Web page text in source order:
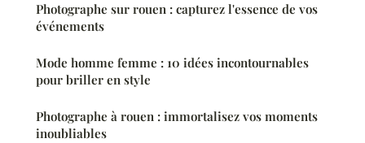
Photographe sur rouen : capturez l'essence de vos
événements
Mode homme femme : 10 idées incontournables
pour briller en style
Photographe à rouen : immortalisez vos moments
inoubliables